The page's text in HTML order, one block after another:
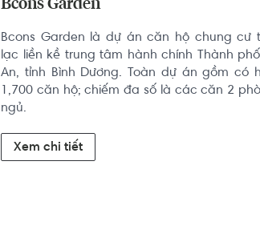
Bcons Garden
Bcons Garden là dự án căn hộ chung cư
lạc liền kề trung tâm hành chính Thành
An, tỉnh Bình Dương. Toàn dự án gồm có
1,700 căn hộ; chiếm đa số là các căn 2
ngủ.
Xem chi tiết